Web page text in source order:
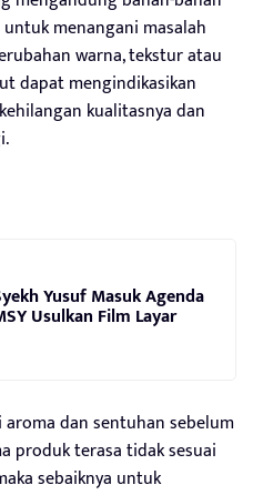
menangani masalah
warna, tekstur atau
dapat mengindikasikan
kualitasnya dan
Yusuf Masuk Agenda
Usulkan Film Layar
dan sentuhan sebelum
produk terasa tidak sesuai
sebaiknya untuk